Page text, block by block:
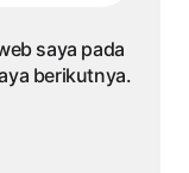
saya pada
berikutnya.